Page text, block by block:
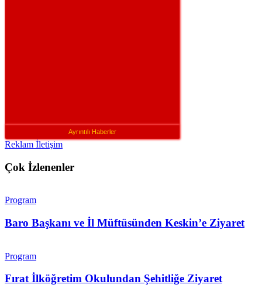
Ayrıntılı Haberler
Reklam İletişim
Çok İzlenenler
Program
Baro Başkanı ve İl Müftüsünden Keskin’e Ziyaret
Program
Fırat İlköğretim Okulundan Şehitliğe Ziyaret